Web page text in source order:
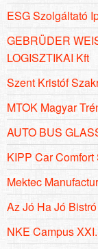
ESG Szolgáltató
GEBRÜDER
LOGISZTIKAI Kft
Szent Kristóf
MTOK Magyar
AUTO BUS
KIPP Car
Mektec
Az Jó Ha Jó
NKE Campus